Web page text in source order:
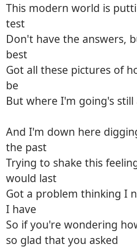
This modern world is
test
Don't have the answers,
best
Got all these pictures of
be
But where I'm going's
And I'm down here
the past
Trying to shake this
would last
Got a problem thinking I
I have
So if you're wondering
so glad that you asked